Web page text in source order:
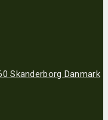
Skanderborg Danmark